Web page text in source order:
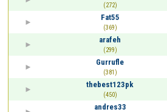
(272)
Fat55
(369)
arafeh
(299)
Gurrufle
(381)
thebest123pk
(450)
andres33